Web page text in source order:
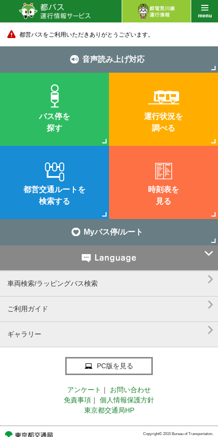
都営バスをご利用いただきありがとうございます。
音声読み上げ対応
バス停を
探す
運行状況を
調べる
都営交通ルートを
検索する
時刻表を
見る
Myバス停/ルート

車両検索/ラッピングバス検索 
ご利用ガイド 
ギャラリー 
PC版を見る
アンケート ｜
お問い合わせ
免責事項 ｜
個人情報保護方針
東京都交通局HP
Copyright© 2015 Bureau of Transportation.